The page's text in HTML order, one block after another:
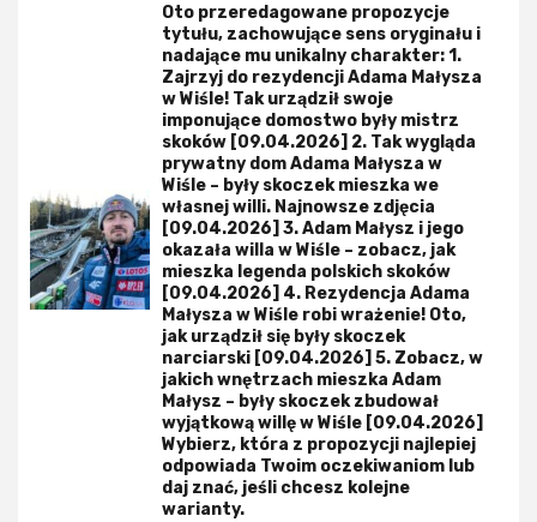
Oto przeredagowane propozycje
tytułu, zachowujące sens oryginału i
nadające mu unikalny charakter: 1.
Zajrzyj do rezydencji Adama Małysza
w Wiśle! Tak urządził swoje
imponujące domostwo były mistrz
skoków [09.04.2026] 2. Tak wygląda
prywatny dom Adama Małysza w
Wiśle – były skoczek mieszka we
własnej willi. Najnowsze zdjęcia
[09.04.2026] 3. Adam Małysz i jego
okazała willa w Wiśle – zobacz, jak
mieszka legenda polskich skoków
[09.04.2026] 4. Rezydencja Adama
Małysza w Wiśle robi wrażenie! Oto,
jak urządził się były skoczek
narciarski [09.04.2026] 5. Zobacz, w
jakich wnętrzach mieszka Adam
Małysz – były skoczek zbudował
wyjątkową willę w Wiśle [09.04.2026]
Wybierz, która z propozycji najlepiej
odpowiada Twoim oczekiwaniom lub
daj znać, jeśli chcesz kolejne
warianty.